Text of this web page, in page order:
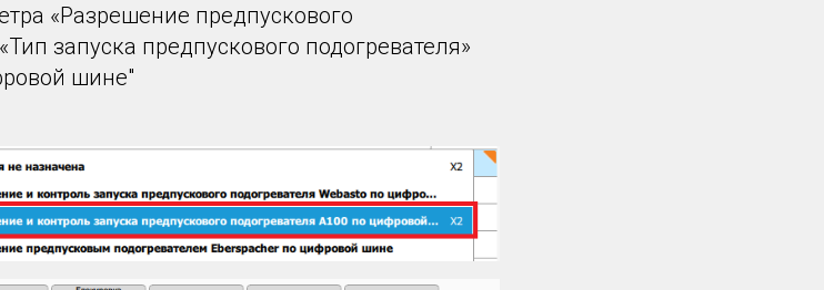
«Разрешение предпускового
запуска предпускового подогревателя»
шине"